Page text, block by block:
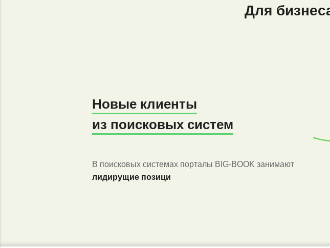
Для
Новые клиенты
из поисковых систем
В поисковых системах порталы BIG-BOOK занимают
лидирущие позици